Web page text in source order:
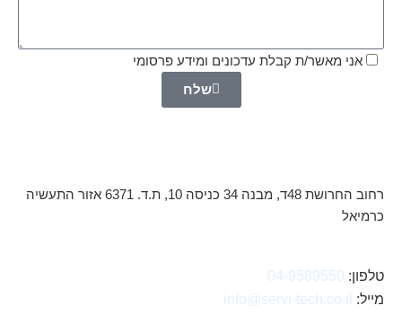
אני מאשר/ת קבלת עדכונים ומידע פרסומי
שלח
רחוב החרושת 48ד, מבנה 34 כניסה 10, ת.ד. 6371 אזור התעשיה
כרמיאל
טלפון: 04-9589550
מייל:
info@servi-tech.co.il